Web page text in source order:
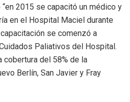
2015 se capacitó un médico y
en el Hospital Maciel durante
se comenzó a
Paliativos del Hospital.
cobertura del 58% de la
Berlín, San Javier y Fray